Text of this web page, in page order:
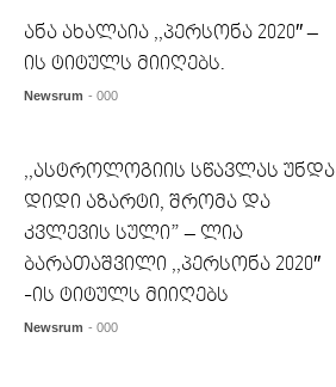
ანა ახალაია ,,პერსონა 2020″ –
ის ტიტულს მიიღებს.
Newsrum - 000
,,ასტროლოგიის სწავლას უნდა
დიდი აზარტი, შრომა და
კვლევის სული” – ლია
ბარათაშვილი ,,პერსონა 2020″
-ის ტიტულს მიიღებს
Newsrum - 000